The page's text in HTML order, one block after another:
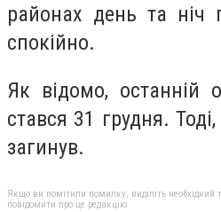
районах день та ніч
спокійно.
Як відомо, останній
стався 31 грудня.
загинув.
Якщо ви помітили помилку, виділіть необхідний
повідомити про це редакцію